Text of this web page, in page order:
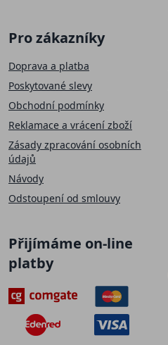
Pro zákazníky
Doprava a platba
Poskytované slevy
Obchodní podmínky
Reklamace a vrácení zboží
Zásady zpracování osobních
údajů
Návody
Odstoupení od smlouvy
Přijímáme on-line
platby